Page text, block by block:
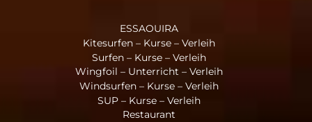
ESSAOUIRA
Kitesurfen – Kurse – Verleih
Surfen – Kurse – Verleih
Wingfoil – Unterricht – Verleih
Windsurfen – Kurse – Verleih
SUP – Kurse – Verleih
Restaurant